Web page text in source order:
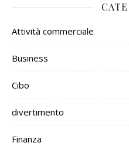
Attività commerciale
Business
Cibo
divertimento
Finanza